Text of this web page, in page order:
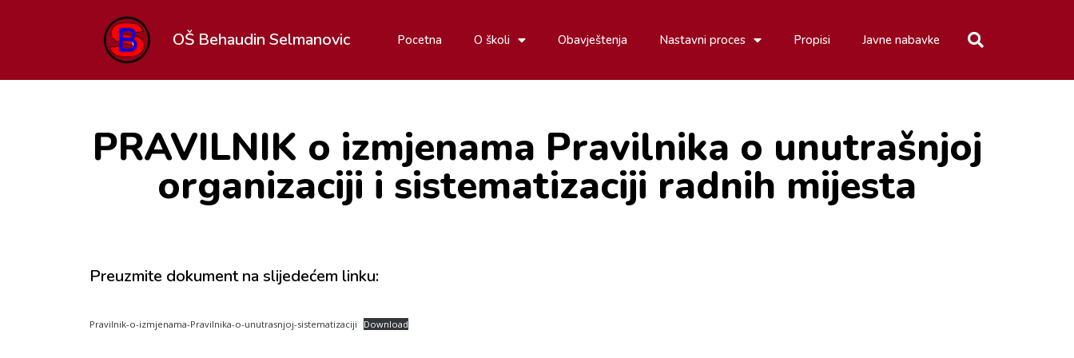
OŠ Behaudin Selmanovic Pocetna O školi Obavještenja Nastavni proces Propisi Javne nabavke
PRAVILNIK o izmjenama Pravilnika o unutrašnjoj
organizaciji i sistematizaciji radnih mijesta
Preuzmite dokument na slijedećem linku:
Pravilnik-o-izmjenama-Pravilnika-o-unutrasnjoj-sistematizaciji Download